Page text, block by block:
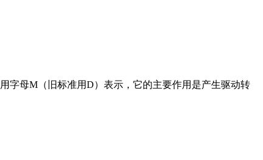
字母M（旧标准用D）表示，它的主要作用是产生驱动转